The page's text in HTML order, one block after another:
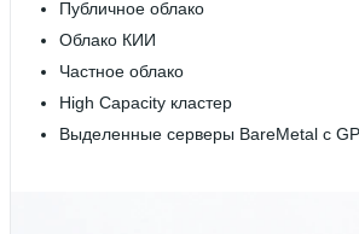
Публичное облако
Облако КИИ
Частное облако
High Capacity кластер
Выделенные серверы BareMetal с